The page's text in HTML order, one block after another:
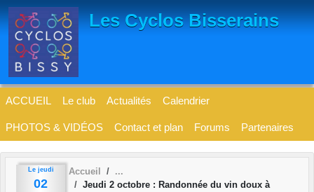
Les Cyclos Bisserains
ACCUEIL Le club Actualités Calendrier
PHOTOS & VIDÉOS Contact et plan Forums Partenaires
Le jeudi
02
Accueil
Jeudi 2 octobre : Randonnée du vin doux à
Panneau de gestion des cookies